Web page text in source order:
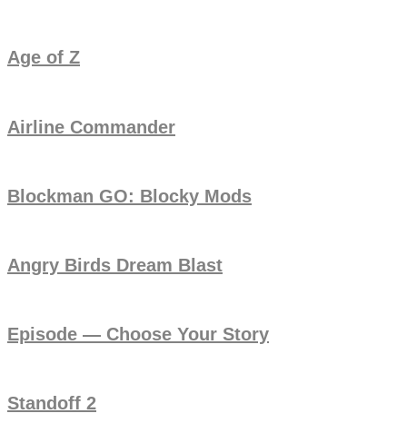
Age of Z
Airline Commander
Blockman GO: Blocky Mods
Angry Birds Dream Blast
Episode — Choose Your Story
Standoff 2